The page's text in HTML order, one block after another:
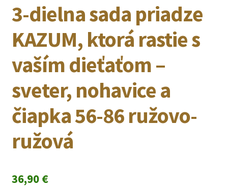
3-dielna sada priadze
KAZUM, ktorá rastie s
vaším dieťaťom –
sveter, nohavice a
čiapka 56-86 ružovo-
ružová
36,90 €